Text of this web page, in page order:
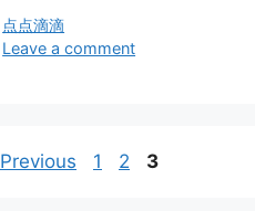
Categories
点点滴滴
Leave a comment
Previous Page
1 Page
2 Page
3